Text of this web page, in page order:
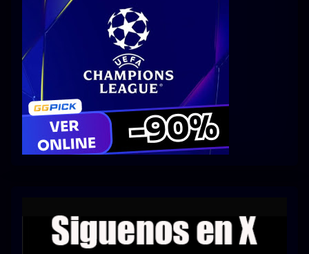
Biográfico
SERIES
Series 1080p Series 4K HDR
Series 720p 2160p 4K SDR
Series 1080p 60 FPS